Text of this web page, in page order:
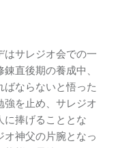
はサレジオ会での一
直後期の養成中、
ならないと悟った
強を止め、サレジオ
に捧げることとな
オ神父の片腕となっ